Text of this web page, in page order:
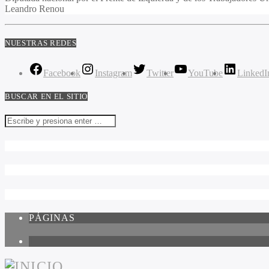
Leandro Renou
NUESTRAS REDES
Facebook Instagram Twitter YouTube
BUSCAR EN EL SITIO
PÁGINAS